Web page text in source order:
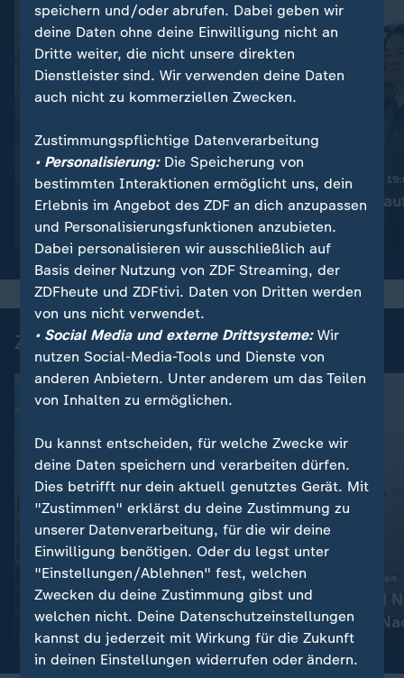
Nachrichten | heute 19:00 Uhr
Trotz Krieg:
Leihmutterschaft in der
Ukraine
Video1:38
Nachrichten | heute
Taiwan rüstet
Video1:45
Zuletzt auf ZDFheute veröffentlicht
FAQ
Wahlkampf:
Berlin streitet über
Enteignungen - wie
realistisch ist das?
mit Video 2:32
Liveblog
Aktuelle Entwicklungen
Iran-Krieg und
Konflikt: Alle
Liveblog
speichern und/oder abrufen. Dabei geben wir
deine Daten ohne deine Einwilligung nicht an
Dritte weiter, die nicht unsere direkten
Dienstleister sind. Wir verwenden deine Daten
auch nicht zu kommerziellen Zwecken.
Zustimmungspflichtige Datenverarbeitung
• Personalisierung:Die Speicherung von
bestimmten Interaktionen ermöglicht uns, dein
Erlebnis im Angebot des ZDF an dich anzupassen
und Personalisierungsfunktionen anzubieten.
Dabei personalisieren wir ausschließlich auf
Basis deiner Nutzung von ZDF Streaming, der
ZDFheute und ZDFtivi. Daten von Dritten werden
von uns nicht verwendet.
• Social Media und externe Drittsysteme:Wir
nutzen Social-Media-Tools und Dienste von
anderen Anbietern. Unter anderem um das Teilen
von Inhalten zu ermöglichen.
Du kannst entscheiden, für welche Zwecke wir
deine Daten speichern und verarbeiten dürfen.
Dies betrifft nur dein aktuell genutztes Gerät. Mit
"Zustimmen" erklärst du deine Zustimmung zu
unserer Datenverarbeitung, für die wir deine
Einwilligung benötigen. Oder du legst unter
"Einstellungen/Ablehnen" fest, welchen
Zwecken du deine Zustimmung gibst und
welchen nicht. Deine Datenschutzeinstellungen
kannst du jederzeit mit Wirkung für die Zukunft
in deinen Einstellungen widerrufen oder ändern.